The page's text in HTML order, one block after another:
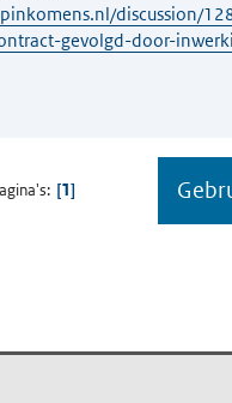
discussion/
gevolgd-door-
1